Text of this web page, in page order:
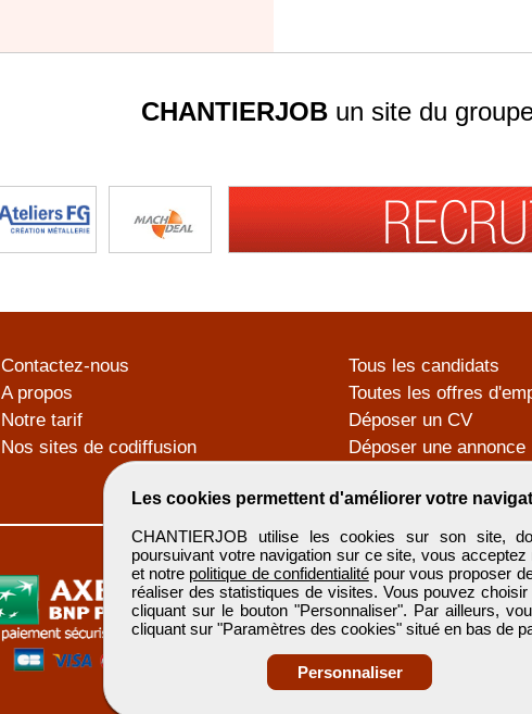
Les cookies permettent d'améliorer votre
CHANTIERJOB utilise les cookies sur son site,
poursuivant votre navigation sur ce site, vous
et notre politique de confidentialitépour vous proposer
réaliser des statistiques de visites. Vous pouvez
cliquant sur le bouton "Personnaliser". Par ailleurs,
cliquant sur "Paramètres des cookies" situé en bas de
Personnaliser
CHANTIERJOBun site du
Contactez-nous
A propos
Notre tarif
Nos sites de codiffusion
Tous les candidats
Toutes les offres
Déposer un CV
Déposer une annonce